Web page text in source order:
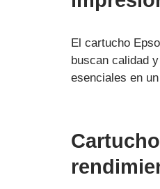
El cartucho
buscan calidad
esenciales en